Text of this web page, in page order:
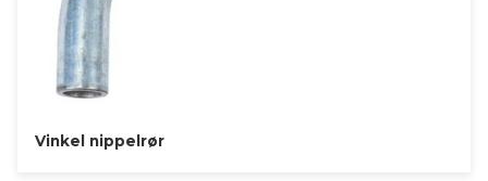
Vinkel nippelrør